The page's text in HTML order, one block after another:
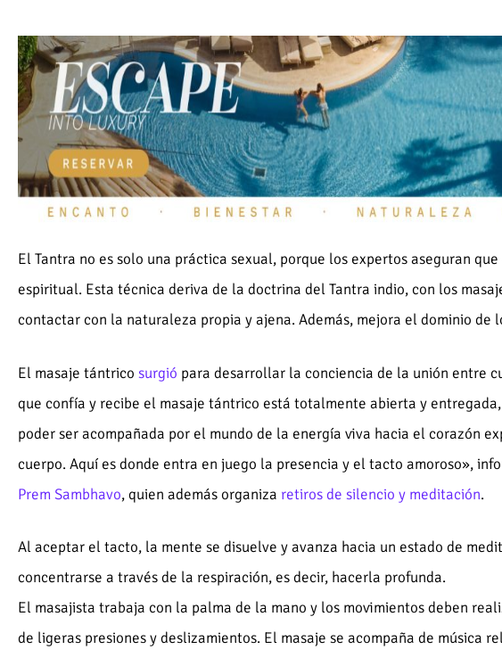
El Tantra no es solo una práctica sexual, porque los expertos aseguran
espiritual. Esta técnica deriva de la doctrina del Tantra indio, con los
contactar con la naturaleza propia y ajena. Además, mejora el dominio de
El masaje tántrico surgió para desarrollar la conciencia de la unión entre
que confía y recibe el masaje tántrico está totalmente abierta y
poder ser acompañada por el mundo de la energía viva hacia el corazón
cuerpo. Aquí es donde entra en juego la presencia y el tacto amoroso»,
Prem Sambhavo, quien además organiza retiros de silencio y meditación.
Al aceptar el tacto, la mente se disuelve y avanza hacia un estado de
concentrarse a través de la respiración, es decir, hacerla profunda.
El masajista trabaja con la palma de la mano y los movimientos deben
de ligeras presiones y deslizamientos. El masaje se acompaña de música